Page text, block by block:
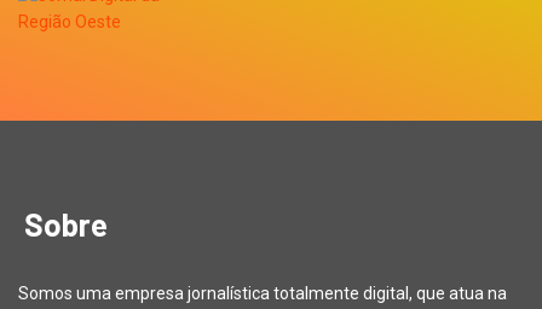
Sobre
Somos uma empresa jornalística totalmente digital, que atua na